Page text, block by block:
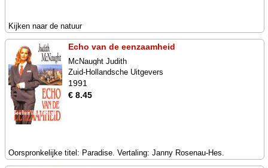
Kijken naar de natuur
Echo van de eenzaamheid
McNaught Judith
Zuid-Hollandsche Uitgevers
1991
€ 8.45
Oorspronkelijke titel: Paradise. Vertaling: Janny Rosenau-Hes.